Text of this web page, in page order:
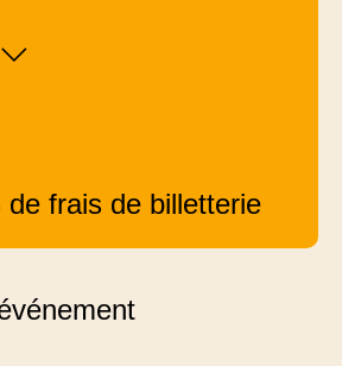
de frais de billetterie